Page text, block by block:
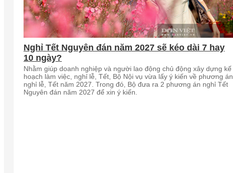
Nghỉ Tết Nguyên đán năm 2027 sẽ kéo dài 7 hay
10 ngày?
Nhằm giúp doanh nghiệp và người lao động chủ động xây dựng kế
hoạch làm việc, nghỉ lễ, Tết, Bộ Nội vụ vừa lấy ý kiến về phương án
nghỉ lễ, Tết năm 2027. Trong đó, Bộ đưa ra 2 phương án nghỉ Tết
Nguyên đán năm 2027 để xin ý kiến.